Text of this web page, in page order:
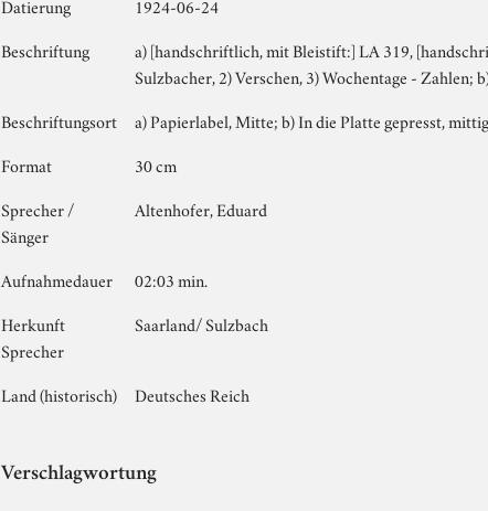
Datierung
1924-06-24
Beschriftung
a) [handschriftlich, mit Bleistift:] LA 319,
Sulzbacher, 2) Verschen, 3) Wochentage -
Beschriftungsort
a) Papierlabel, Mitte; b) In die Platte gepresst,
Format
30 cm
Sprecher /
Sänger
Altenhofer, Eduard
Aufnahmedauer
02:03 min.
Herkunft
Sprecher
Saarland/ Sulzbach
Land (historisch) Deutsches Reich
Verschlagwortung